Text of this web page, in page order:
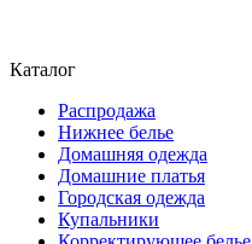
Каталог
Распродажа
Нижнее белье
Домашняя одежда
Домашние платья
Городская одежда
Купальники